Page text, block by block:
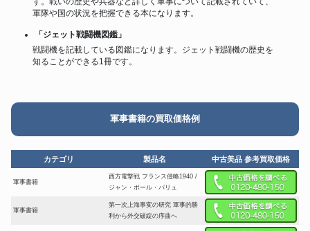
軍隊や国の状況を把握できる本になります。
「ジェット戦闘機図鑑」
戦闘機を記載している図鑑になります。ジェット戦闘機の歴史を
知ることができる1冊です。
軍事書籍の買取価格例
カテゴリ 製品名 中古美品 参考買取価格
軍事書籍
西方電撃戦 フランス侵略1940 /
ジャン・ポール・パリュ
軍事書籍
第一次上海事変の研究 軍事的勝
利から外交破綻の序曲へ